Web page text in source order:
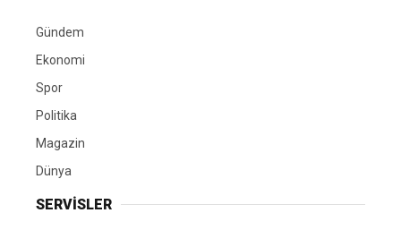
Gündem
Ekonomi
Spor
Politika
Magazin
Dünya
SERVİSLER